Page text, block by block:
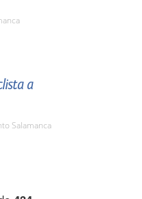
a
Salamanca